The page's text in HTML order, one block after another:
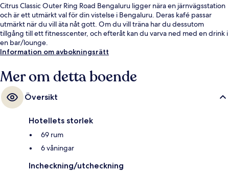
Citrus Classic Outer Ring Road Bengaluru ligger nära en järnvägsstation
och är ett utmärkt val för din vistelse i Bengaluru. Deras kafé passar
utmärkt när du vill äta nåt gott. Om du vill träna har du dessutom
tillgång till ett fitnesscenter, och efteråt kan du varva ned med en drink i
en bar/lounge.
Information om avbokningsrätt
Mer om detta boende
Översikt
Hotellets storlek
69 rum
6 våningar
Incheckning/utcheckning